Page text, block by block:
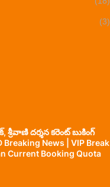
(3)
శ్రీవాణి దర్శన కరెంట్ బుకింగ్
Breaking News | VIP Break
Current Booking Quota